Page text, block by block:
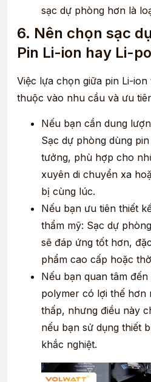
sạc dự phòng hơn là
6. Nên chọn sạc
Pin Li-ion hay Li-
Việc lựa chọn giữa pin Li-
thuộc vào nhu cầu và ưu
Nếu bạn cần dung
Sạc dự phòng dùng
tưởng, phù hợp cho
xuyên di chuyển xa
bị cùng lúc.
Nếu bạn ưu tiên thiết
thẩm mỹ: Sạc dự
sẽ đáp ứng tốt hơn,
phẩm cao cấp hoặc
Nếu bạn quan tâm
polymer có lợi thế
thấp, nhưng điều này
nếu bạn sử dụng thiết
khắc nghiệt.